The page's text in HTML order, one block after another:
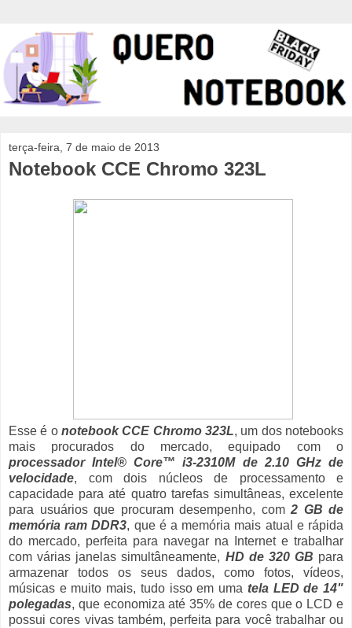
terça-feira, 7 de maio de 2013
Notebook CCE Chromo 323L
Esse é o notebook CCE Chromo 323L, um dos notebooks
mais procurados do mercado, equipado com o
processador Intel® Core™ i3-2310M de 2.10 GHz de
velocidade, com dois núcleos de processamento e
capacidade para até quatro tarefas simultâneas, excelente
para usuários que procuram desempenho, com2 GB de
memória ram DDR3, que é a memória mais atual e rápida
do mercado, perfeita para navegar na Internet e trabalhar
com várias janelas simultâneamente, HD de 320 GB para
armazenar todos os seus dados, como fotos, vídeos,
músicas e muito mais, tudo isso em uma tela LED de 14"
polegadas, que economiza até 35% de cores que o LCD e
possui cores vivas também, perfeita para você trabalhar ou